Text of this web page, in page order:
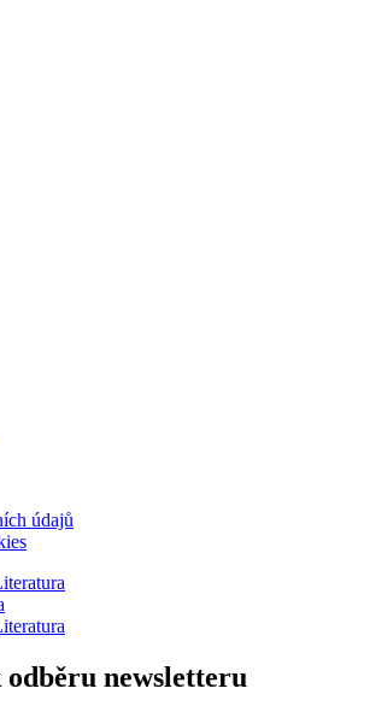
údajů
newsletteru